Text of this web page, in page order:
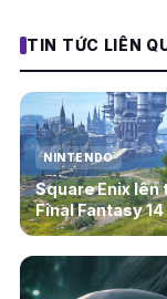
TIN TỨC LIÊN
NINTENDO
Square Enix lên
Final Fantasy